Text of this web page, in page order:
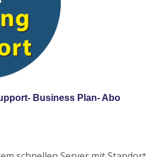
Business Plan- Abo